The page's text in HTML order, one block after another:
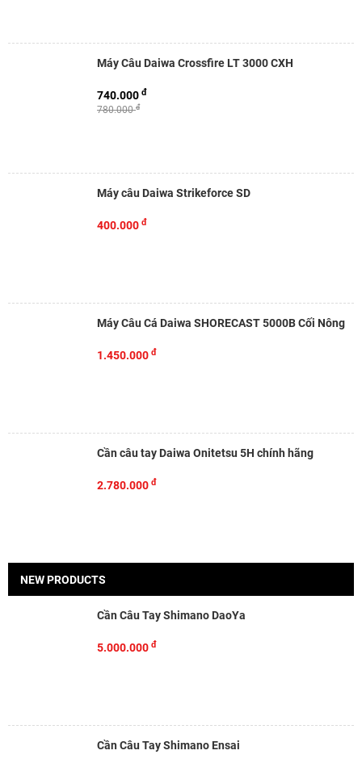
Máy Câu Daiwa Crossfire LT 3000 CXH
780.000đ
740.000 đ
Máy câu Daiwa Strikeforce SD
400.000 đ
Máy Câu Cá Daiwa SHORECAST 5000B Cối Nông
1.450.000 đ
Cần câu tay Daiwa Onitetsu 5H chính hãng
2.780.000 đ
NEW PRODUCTS
Cần Câu Tay Shimano DaoYa
5.000.000 đ
Cần Câu Tay Shimano Ensai